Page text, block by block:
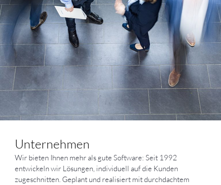
Unternehmen
Wir bieten Ihnen mehr als gute Software: Seit 1992
entwickeln wir Lösungen, individuell auf die Kunden
zugeschnitten. Geplant und realisiert mit durchdachtem